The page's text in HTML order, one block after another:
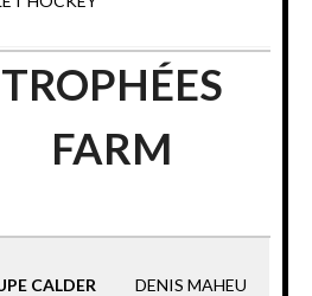
TROPHÉES
FARM
CALDER
DENIS MAHEU